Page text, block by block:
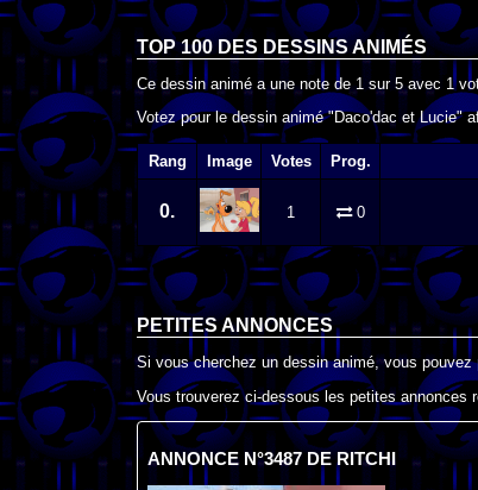
TOP 100 DES DESSINS ANIMÉS
Ce dessin animé a une note de 1 sur 5 avec 1
Votez pour le dessin animé "Daco'dac et Lucie"
Rang Image Votes Prog.
0. 1 0
PETITES ANNONCES
Si vous cherchez un dessin animé, vous pouvez
Vous trouverez ci-dessous les petites annonces
ANNONCE N°3487 DE RITCHI